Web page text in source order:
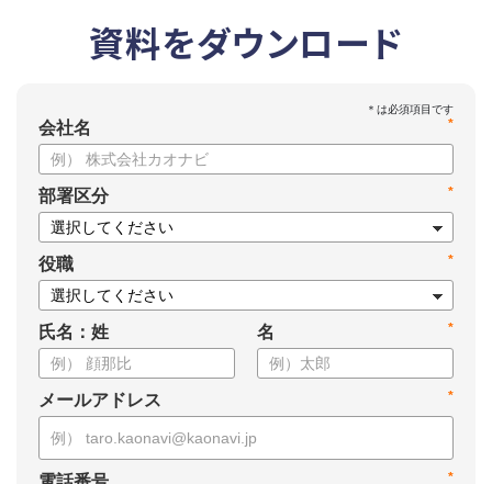
資料をダウンロード
*
会社名
*
部署区分
*
役職
氏名：姓 *
名
*
メールアドレス
*